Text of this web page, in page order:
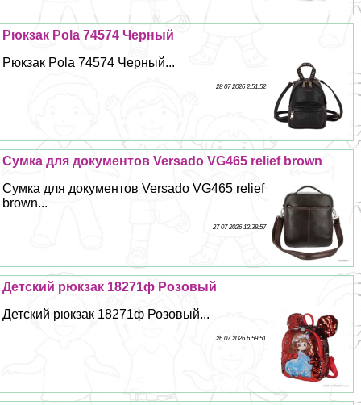
Рюкзак Pola 74574 Черный
Рюкзак Pola 74574 Черный...
28 07 2026 2:51:52
Сумка для документов Versado VG465 relief brown
Сумка для документов Versado VG465 relief
brown...
27 07 2026 12:38:57
Детский рюкзак 18271ф Розовый
Детский рюкзак 18271ф Розовый...
26 07 2026 6:59:51